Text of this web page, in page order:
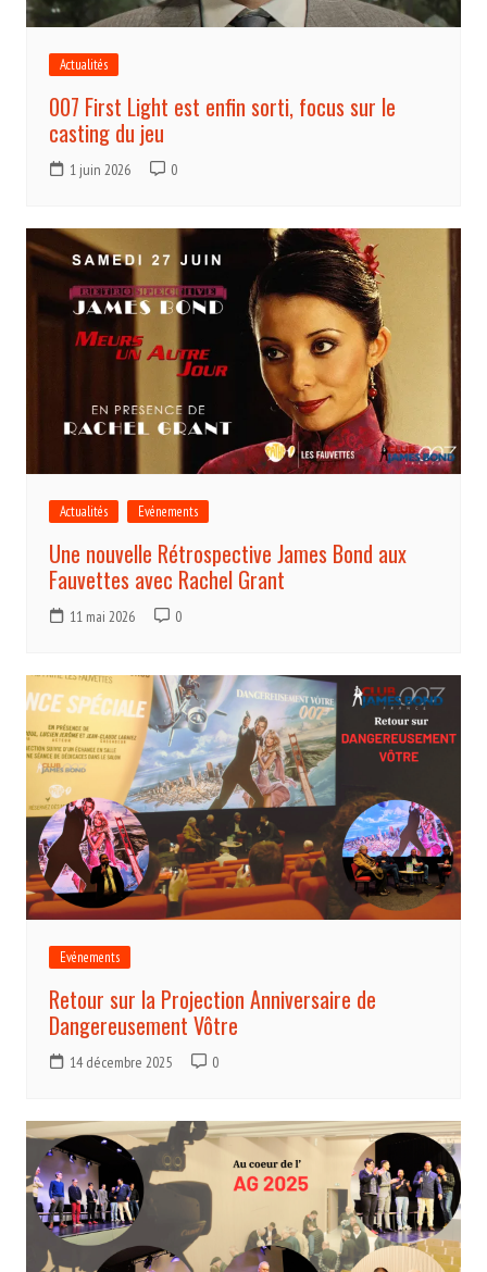
Actualités
007 First Light est enfin sorti, focus sur le
casting du jeu
1 juin 2026 0
Actualités Evénements
Une nouvelle Rétrospective James Bond aux
Fauvettes avec Rachel Grant
11 mai 2026 0
Evénements
Retour sur la Projection Anniversaire de
Dangereusement Vôtre
14 décembre 2025 0